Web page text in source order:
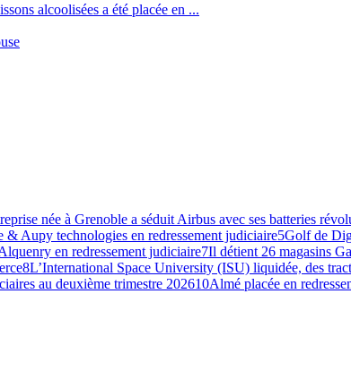
alcoolisées a été placée en ...
née à Grenoble a séduit Airbus avec ses batteries
& Aupy technologies en redressement judiciaire5Golf de
en redressement judiciaire7Il détient 26 magasins
8L’International Space University (ISU) liquidée, des
au deuxième trimestre 202610Almé placée en